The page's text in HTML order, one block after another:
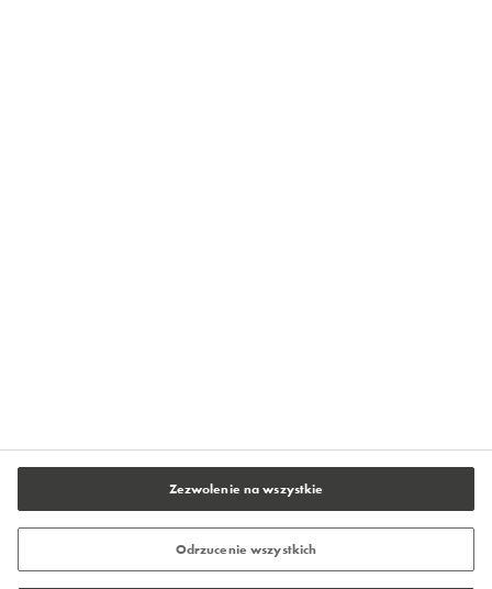
Zezwolenie na wszystkie
Odrzucenie wszystkich